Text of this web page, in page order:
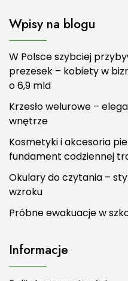
Wpisy na blogu
W Polsce szybciej
prezesek – kobiety w
o 6,9 mld
Krzesło welurowe –
wnętrze
Kosmetyki i akcesoria
fundament codziennej
Okulary do czytania –
wzroku
Próbne ewakuacje w
Informacje